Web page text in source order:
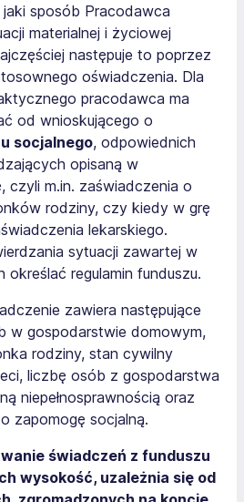
sposób Pracodawca
materialnej i życiowej
następuje to poprzez
oświadczenia. Dla
pracodawca ma
od wnioskującego o
socjalnego, odpowiednich
opisaną w
czyli m.in. zaświadczenia o
rodziny, czy kiedy w grę
lekarskiego.
sytuacji zawartej w
określać regulamin funduszu.
zawiera następujące
w gospodarstwie domowym,
rodziny, stan cywilny
liczbę osób z gospodarstwa
niepełnosprawnością oraz
zapomogę socjalną.
świadczeń z funduszu
wysokość, uzależnia się od